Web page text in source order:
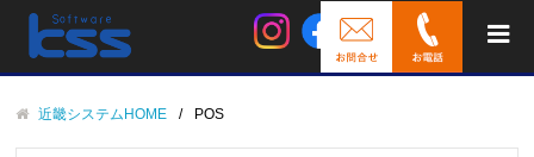
近畿システムHOME POS